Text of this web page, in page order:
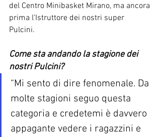
del Centro Minibasket Mirano, ma ancora
prima l’Istruttore dei nostri super
Pulcini.
Come sta andando la stagione dei
nostri Pulcini?
“Mi sento di dire fenomenale. Da
molte stagioni seguo questa
categoria e credetemi è davvero
appagante vedere i ragazzini e